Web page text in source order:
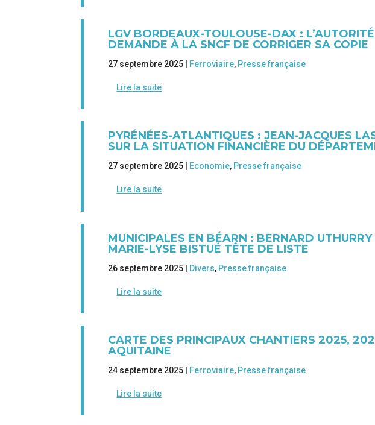
LGV BORDEAUX-TOULOUSE-DAX :
DEMANDE À LA SNCF DE CORRIGER SA COPIE
27 septembre 2025 | Ferroviaire, Presse française
Lire la suite
PYRÉNÉES-ATLANTIQUES : JEAN-JACQUES
SUR LA SITUATION FINANCIÈRE DU
27 septembre 2025 | Economie, Presse française
Lire la suite
MUNICIPALES EN BÉARN : BERNARD
MARIE-LYSE BISTUÉ TÊTE DE LISTE
26 septembre 2025 | Divers, Presse française
Lire la suite
CARTE DES PRINCIPAUX CHANTIERS 2025,
AQUITAINE
24 septembre 2025 | Ferroviaire, Presse française
Lire la suite